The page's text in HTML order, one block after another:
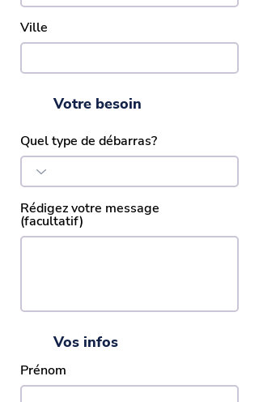
Ville
Votre besoin
Quel type de débarras?
Rédigez votre message
(facultatif)
Vos infos
Prénom